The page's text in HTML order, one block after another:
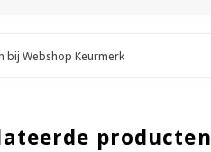
bij Webshop Keurmerk
producten